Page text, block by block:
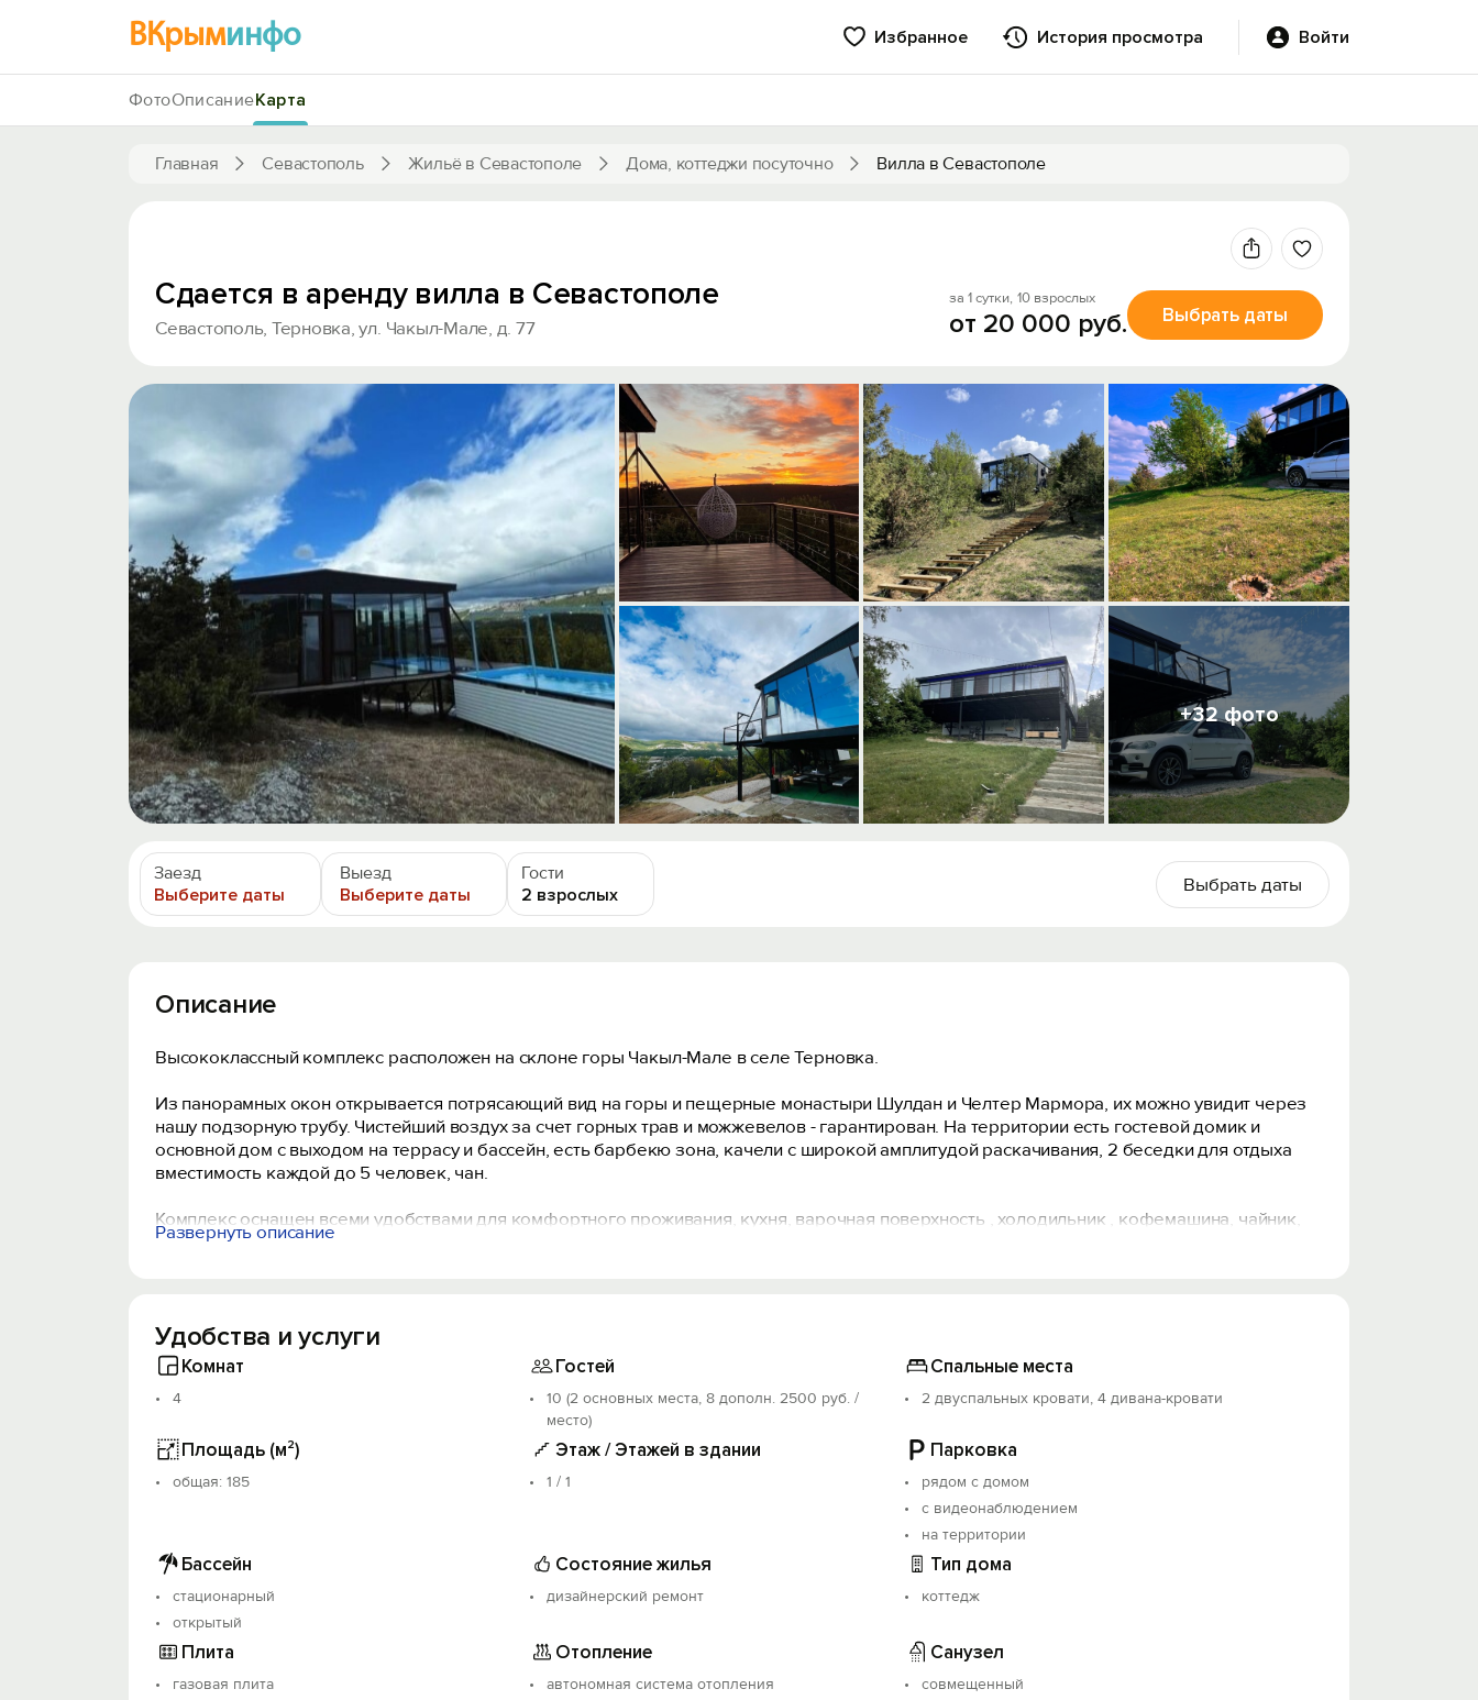
ВКрыминфо Избранное История просмотра Войти
Главная Севастополь Жильё в Севастополе Дома, коттеджи посуточно Вилла в Севастополе
ФотоОписаниеКарта
+32 фото
Сдается в аренду вилла в Севастополе
Севастополь, Терновка, ул. Чакыл-Мале, д. 77
за 1 сутки, 10 взрослых
от 20 000 руб. Выбрать даты
Заезд
Выберите даты
Выезд
Выберите даты
Гости
2 взрослых
Выбрать даты
Описание
Высококлассный комплекс расположен на склоне горы Чакыл-Мале в селе Терновка.
Из панорамных окон открывается потрясающий вид на горы и пещерные монастыри Шулдан и Челтер Мармора, их можно увидит через
нашу подзорную трубу. Чистейший воздух за счет горных трав и можжевелов - гарантирован. На территории есть гостевой домик и
основной дом с выходом на террасу и бассейн, есть барбекю зона, качели с широкой амплитудой раскачивания, 2 беседки для отдыха
вместимость каждой до 5 человек, чан.
Комплекс оснащен всеми удобствами для комфортного проживания, кухня, варочная поверхность , холодильник , кофемашина, чайник,
телевизор, душ с горячей и холодной водой, ортопедические матрасы, кондиционирование, так же оснащено пожарными средствами
Развернуть описание
Удобства и услуги
Комнат
4
Гостей
10 (2 основных места, 8 дополн. 2500 руб. /
место)
Спальные места
2 двуспальных кровати, 4 дивана-кровати
Площадь (м²)
oбщая: 185
Этаж / Этажей в здании
1 / 1
Парковка
рядом с домом
с видеонаблюдением
на территории
Бассейн
стационарный
открытый
Состояние жилья
дизайнерский ремонт
Тип дома
коттедж
Плита
газовая плита
Отопление
автономная система отопления
Санузел
совмещенный